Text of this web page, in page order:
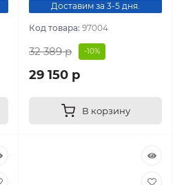
Доставим за 3-5 дня.
Код товара: 97004
32 389 р -10%
29 150 р
В корзину